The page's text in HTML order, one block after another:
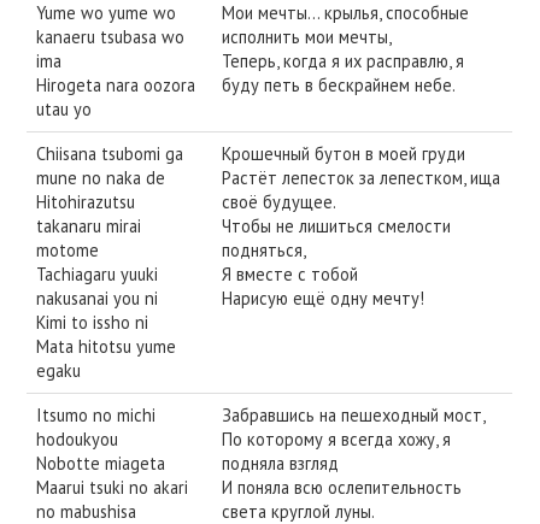
Yume wo yume wo
kanaeru tsubasa wo
ima
Hirogeta nara oozora
utau yo
Мои мечты… крылья, способные
исполнить мои мечты,
Теперь, когда я их расправлю, я
буду петь в бескрайнем небе.
Chiisana tsubomi ga
mune no naka de
Hitohirazutsu
takanaru mirai
motome
Tachiagaru yuuki
nakusanai you ni
Kimi to issho ni
Mata hitotsu yume
egaku
Крошечный бутон в моей груди
Растёт лепесток за лепестком, ища
своё будущее.
Чтобы не лишиться смелости
подняться,
Я вместе с тобой
Нарисую ещё одну мечту!
Itsumo no michi
hodoukyou
Nobotte miageta
Maarui tsuki no akari
no mabushisa
Забравшись на пешеходный мост,
По которому я всегда хожу, я
подняла взгляд
И поняла всю ослепительность
света круглой луны.